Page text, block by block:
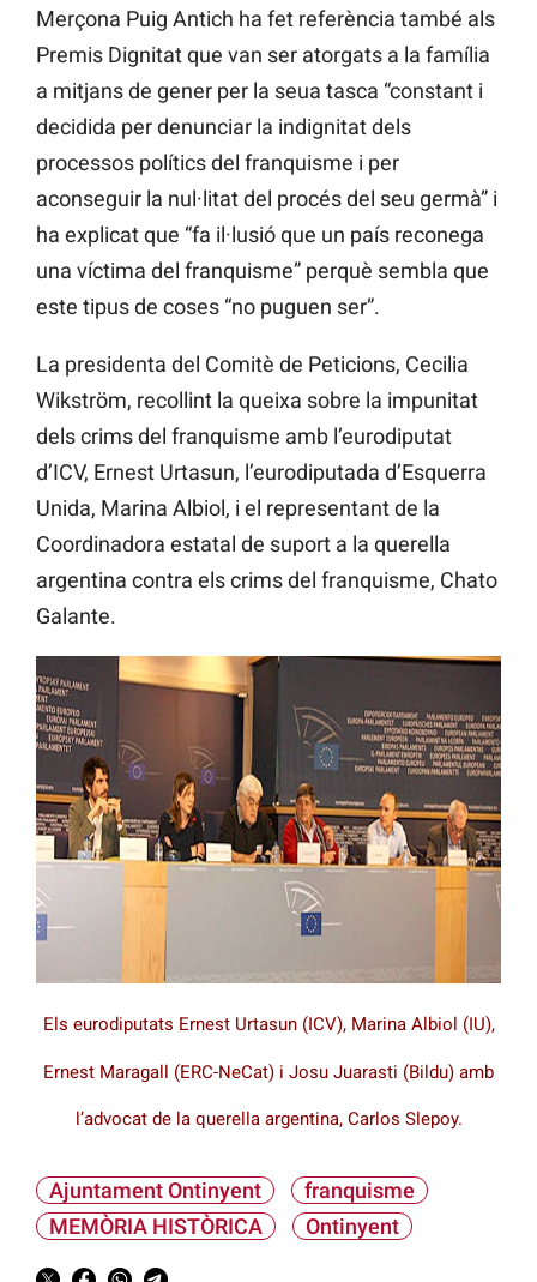
Merçona Puig Antich ha fet referència també als
Premis Dignitat que van ser atorgats a la família
a mitjans de gener per la seua tasca “constant i
decidida per denunciar la indignitat dels
processos polítics del franquisme i per
aconseguir la nul·litat del procés del seu germà” i
ha explicat que “fa il·lusió que un país reconega
una víctima del franquisme” perquè sembla que
este tipus de coses “no puguen ser”.
La presidenta del Comitè de Peticions, Cecilia
Wikström, recollint la queixa sobre la impunitat
dels crims del franquisme amb l’eurodiputat
d’ICV, Ernest Urtasun, l’eurodiputada d’Esquerra
Unida, Marina Albiol, i el representant de la
Coordinadora estatal de suport a la querella
argentina contra els crims del franquisme, Chato
Galante.
Els eurodiputats Ernest Urtasun (ICV), Marina Albiol (IU),
Ernest Maragall (ERC-NeCat) i Josu Juarasti (Bildu) amb
l’advocat de la querella argentina, Carlos Slepoy.
Ajuntament Ontinyent
franquisme
MEMÒRIA HISTÒRICA
Ontinyent